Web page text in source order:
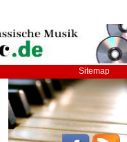
Sitemap